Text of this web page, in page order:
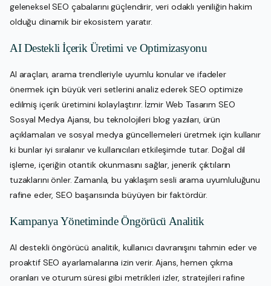
geleneksel SEO çabalarını güçlendirir, veri odaklı yeniliğin hakim
olduğu dinamik bir ekosistem yaratır.
AI Destekli İçerik Üretimi ve Optimizasyonu
AI araçları, arama trendleriyle uyumlu konular ve ifadeler
önermek için büyük veri setlerini analiz ederek SEO optimize
edilmiş içerik üretimini kolaylaştırır. İzmir Web Tasarım SEO
Sosyal Medya Ajansı, bu teknolojileri blog yazıları, ürün
açıklamaları ve sosyal medya güncellemeleri üretmek için kullanır
ki bunlar iyi sıralanır ve kullanıcıları etkileşimde tutar. Doğal dil
işleme, içeriğin otantik okunmasını sağlar, jenerik çıktıların
tuzaklarını önler. Zamanla, bu yaklaşım sesli arama uyumluluğunu
rafine eder, SEO başarısında büyüyen bir faktördür.
Kampanya Yönetiminde Öngörücü Analitik
AI destekli öngörücü analitik, kullanıcı davranışını tahmin eder ve
proaktif SEO ayarlamalarına izin verir. Ajans, hemen çıkma
oranları ve oturum süresi gibi metrikleri izler, stratejileri rafine